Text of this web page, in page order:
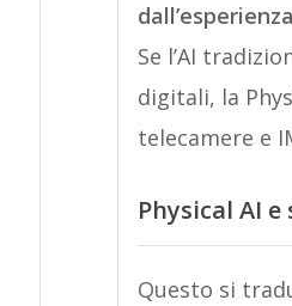
Se l’AI
digitali, la
telecamere e
Physical AI
Questo si